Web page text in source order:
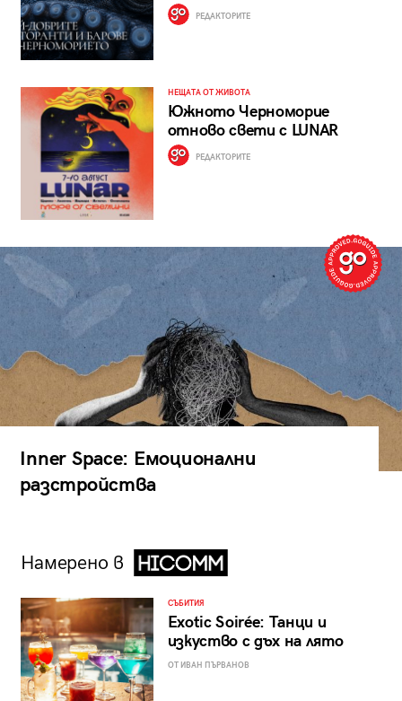
РЕДАКТОРИТЕ
НЕЩАТА ОТ ЖИВОТА
Южното Черноморие
отново свети с LUNAR
РЕДАКТОРИТЕ
Inner Space: Емоционални
разстройства
Намерено в
СЪБИТИЯ
Exotic Soirée: Танци и
изкуство с дъх на лято
ОТ ИВАН ПЪРВАНОВ